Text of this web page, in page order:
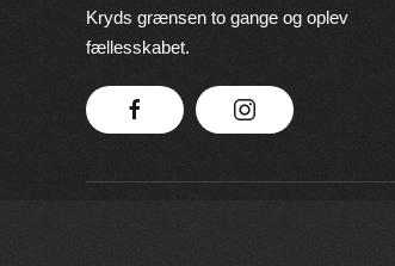
Kryds grænsen to gange og oplev
fællesskabet.